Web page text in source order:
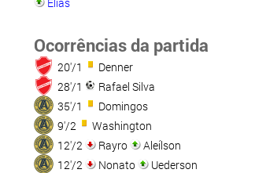
Ocorrências da partida
20'/1
Denner
28'/1
Rafael Silva
35'/1
Domingos
9'/2
Washington
12'/2
Rayro
Aleílson
12'/2
Nonato
Uederson